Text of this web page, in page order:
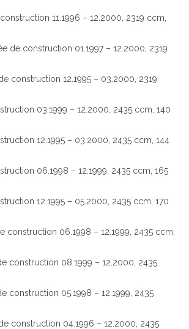
11.1996 – 12.2000, 2319 ccm,
de construction 01.1997 – 12.2000, 2319
construction 12.1995 – 03.2000, 2319
03.1999 – 12.2000, 2435 ccm, 140
12.1995 – 03.2000, 2435 ccm, 144
06.1998 – 12.1999, 2435 ccm, 165
12.1995 – 05.2000, 2435 ccm, 170
construction 06.1998 – 12.1999, 2435 ccm,
construction 08.1999 – 12.2000, 2435
construction 05.1998 – 12.1999, 2435
construction 04.1996 – 12.2000, 2435